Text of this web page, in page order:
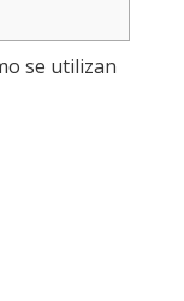
se utilizan